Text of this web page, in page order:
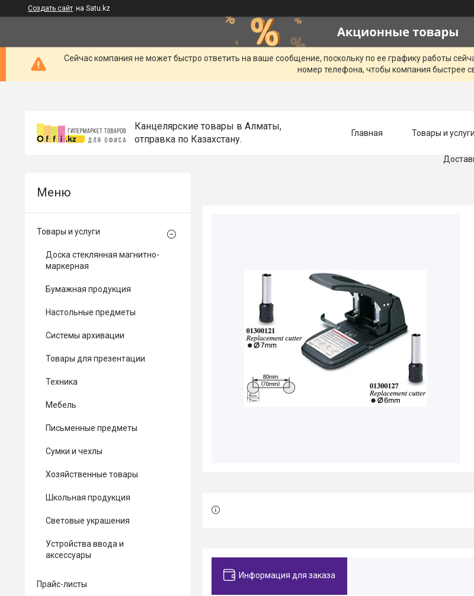
Создать сайт на Satu.kz
Сейчас компания не может быстро ответить на ваше сообщение, поскольку по ее графику работы
номер телефона, чтобы компания быстрее
Канцелярские товары в Алматы,
отправка по Казахстану.
Главная Товары и услуги
Информация для заказа
Товары и услуги
Доска стеклянная магнитно-
маркерная
Бумажная продукция
Настольные предметы
Системы архивации
Товары для презентации
Техника
Мебель
Письменные предметы
Сумки и чехлы
Хозяйственные товары
Школьная продукция
Световые украшения
Устройства ввода и
аксессуары
Прайс-листы